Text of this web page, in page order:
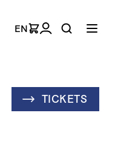
EN
TICKETS